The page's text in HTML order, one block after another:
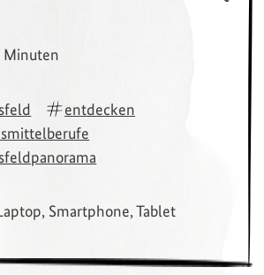
Minuten
entdecken
Smartphone, Tablet